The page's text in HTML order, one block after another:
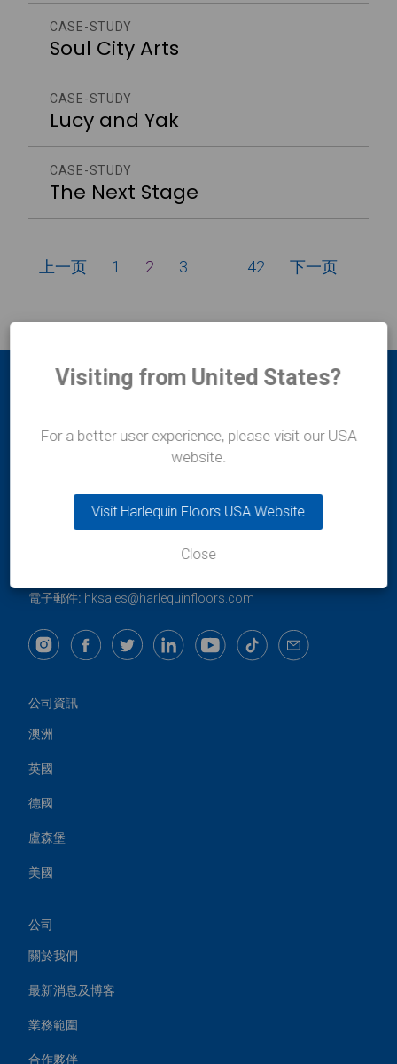
CASE-STUDY
Soul City Arts
CASE-STUDY
Lucy and Yak
CASE-STUDY
The Next Stage
文
分
上一页 1 2 3 42 下一页
香港辦事處
哈立群亞洲有限公司
電子郵件: hksales@harlequinfloors.com
公司資訊
澳洲
英國
德國
盧森堡
美國
公司
關於我們
最新消息及博客
業務範圍
合作夥伴
Visiting from United States?
For a better user experience, please visit our USA
website.
Visit Harlequin Floors USA Website
Close